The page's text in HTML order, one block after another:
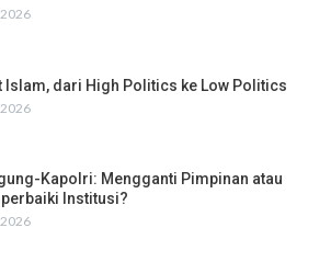
Islam, dari High Politics ke Low Politics
Kapolri: Mengganti Pimpinan atau
Institusi?